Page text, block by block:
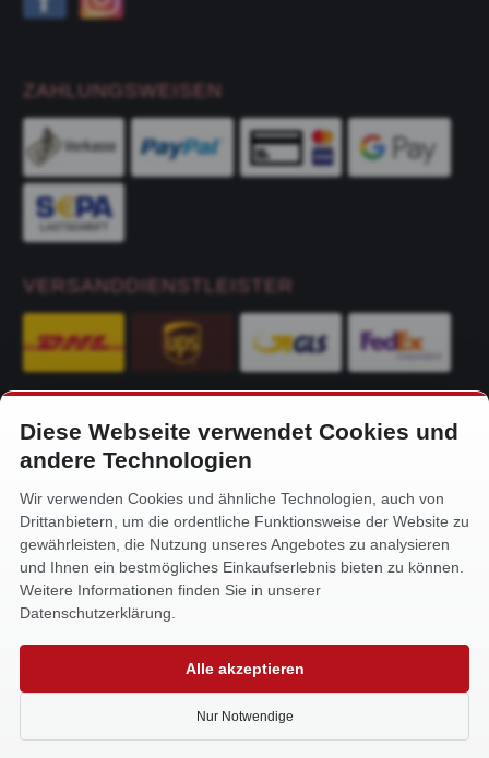
ZAHLUNGSWEISEN
VERSANDDIENSTLEISTER
KONTAKT
Alfa-Service Hurtienne GmbH
Siemensstr. 32
59199 Bönen
+49 (0) 2383 93640
info@alfa-service.com
Whatsapp (no voice calls):
Diese Webseite verwendet Cookies und
andere Technologien
Wir verwenden Cookies und ähnliche Technologien, auch von
Drittanbietern, um die ordentliche Funktionsweise der Website zu
gewährleisten, die Nutzung unseres Angebotes zu analysieren
und Ihnen ein bestmögliches Einkaufserlebnis bieten zu können.
Weitere Informationen finden Sie in unserer
Datenschutzerklärung.
Alle akzeptieren
Nur Notwendige